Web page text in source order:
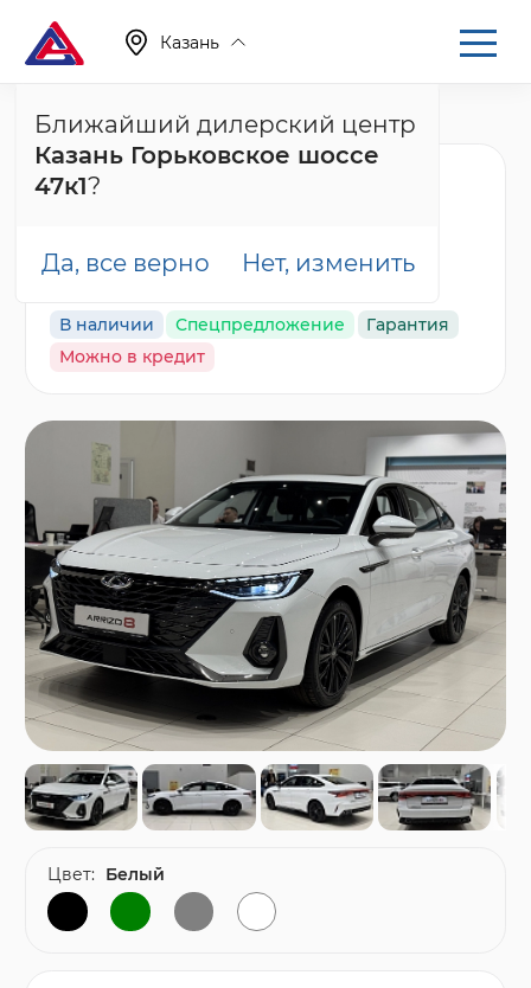
Казань
Ближайший дилерский центр
Казань Горьковское шоссе
47к1?
Да, все верно Нет, изменить
Главная Каталог Новые автомобили Arrizo 8
Chery Arrizo 8 Ультра
белый
В наличии Спецпредложение
Гарантия
Можно в кредит
Цвет: Белый